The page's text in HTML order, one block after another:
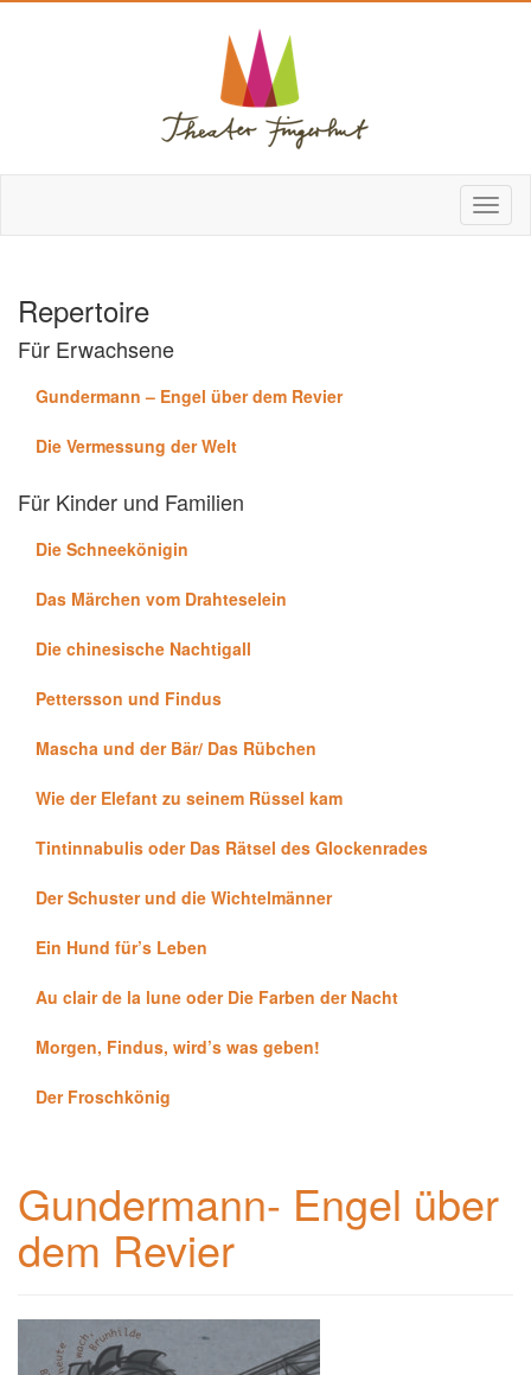
Repertoire
Für Erwachsene
Gundermann – Engel über dem Revier
Die Vermessung der Welt
Für Kinder und Familien
Die Schneekönigin
Das Märchen vom Drahteselein
Die chinesische Nachtigall
Pettersson und Findus
Mascha und der Bär/ Das Rübchen
Wie der Elefant zu seinem Rüssel kam
Tintinnabulis oder Das Rätsel des Glockenrades
Der Schuster und die Wichtelmänner
Ein Hund für’s Leben
Au clair de la lune oder Die Farben der Nacht
Morgen, Findus, wird’s was geben!
Der Froschkönig
Gundermann- Engel über
dem Revier